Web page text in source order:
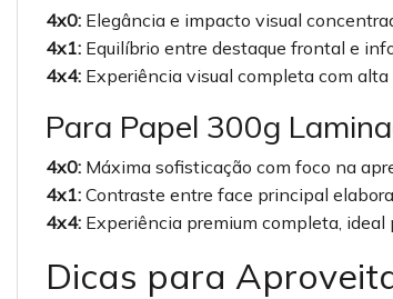
4x0: Elegância e impacto visual
4x1: Equilíbrio entre destaque frontal e
4x4: Experiência visual completa com
Para Papel 300g
4x0: Máxima sofisticação com foco na
4x1: Contraste entre face principal
4x4: Experiência premium completa, ideal
Dicas para